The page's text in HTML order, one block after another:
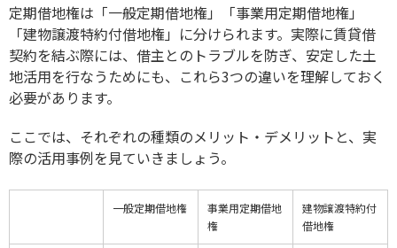
定期借地権は「一般定期借地権」「事業用定期借地権」
「建物譲渡特約付借地権」に分けられます。実際に賃貸借
契約を結ぶ際には、借主とのトラブルを防ぎ、安定した土
地活用を行なうためにも、これら3つの違いを理解しておく
必要があります。
ここでは、それぞれの種類のメリット・デメリットと、実
際の活用事例を見ていきましょう。
一般定期借地権
事業用定期借地
権
建物譲渡特約付
借地権